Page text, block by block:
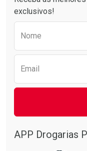
exclusivos!
Nome
Email
APP Drogarias